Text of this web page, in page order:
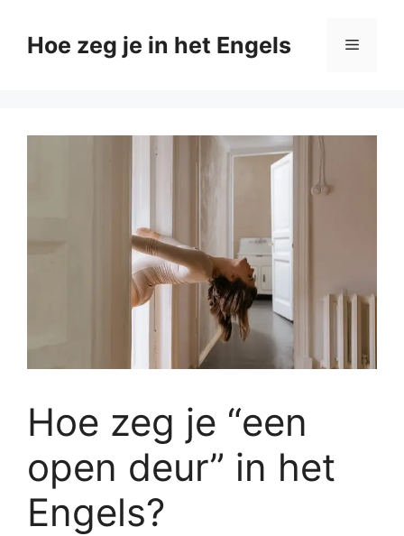
naarHoe zeg je in het Engels Menu
Hoe zeg je “een
open deur” in het
Engels?